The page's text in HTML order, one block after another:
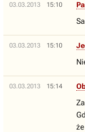
03.03.2013 15:10
03.03.2013 15:10
03.03.2013 15:14